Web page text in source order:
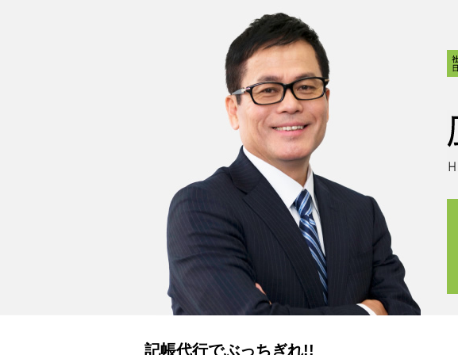
記帳代行でぶっちぎれ!!